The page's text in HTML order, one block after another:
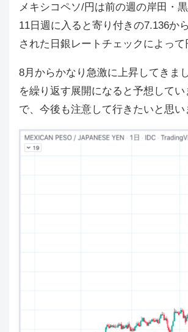
メキシコペソ/円は前の週の岸田・
11日週に入ると寄り付きの7.136か
された日銀レートチェックによっ
8月からかなり急激に上昇してきま
を繰り返す展開になると予想して
で、今後も注意して行きたいと思い